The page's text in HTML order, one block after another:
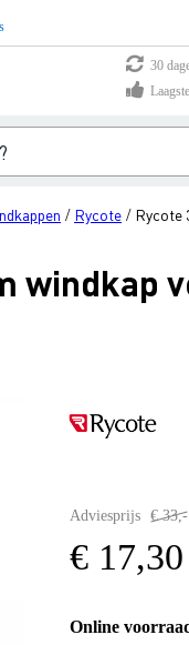
30
/ Rycote / Rycote
windkap
Adviesprijs € 33,-
€ 17,30
Online